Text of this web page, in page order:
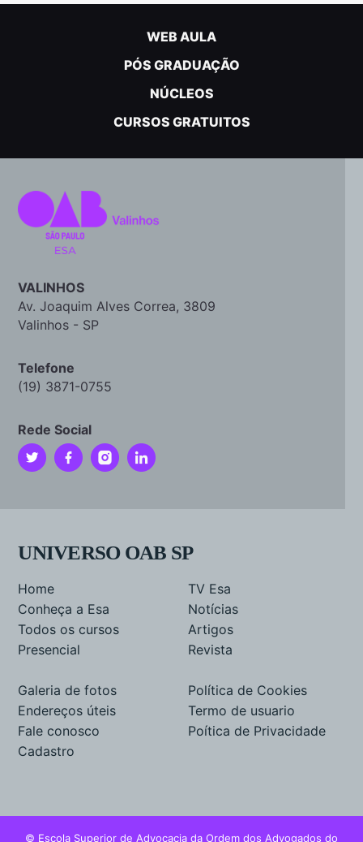
WEB AULA
PÓS GRADUAÇÃO
NÚCLEOS
CURSOS GRATUITOS
VALINHOS
Av. Joaquim Alves Correa, 3809
Valinhos - SP
Telefone
(19) 3871-0755
Rede Social
UNIVERSO OAB SP
Home
Conheça a Esa
Todos os cursos
Presencial
TV Esa
Notícias
Artigos
Revista
Galeria de fotos
Endereços úteis
Fale conosco
Cadastro
Política de Cookies
Termo de usuario
Poítica de Privacidade
© Escola Superior de Advocacia da Ordem dos Advogados do